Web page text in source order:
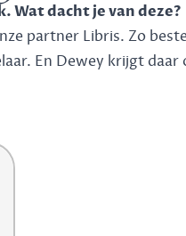
Wat dacht je van deze?
partner Libris. Zo
En Dewey krijgt daar